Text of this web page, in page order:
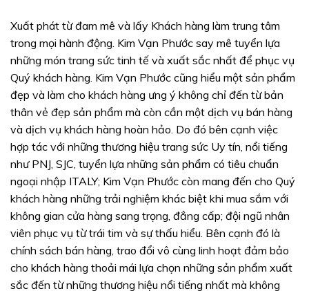
Xuất phát từ đam mê và lấy Khách hàng làm trung tâm
trong mọi hành động. Kim Vạn Phước say mê tuyển lựa
những món trang sức tinh tế và xuất sắc nhất để phục vụ
Quý khách hàng. Kim Vạn Phước cũng hiểu một sản phẩm
đẹp và làm cho khách hàng ưng ý không chỉ đến từ bản
thân vẻ đẹp sản phẩm mà còn cần một dịch vụ bán hàng
và dịch vụ khách hàng hoàn hảo. Do đó bên cạnh việc
hợp tác với những thương hiệu trang sức Uy tín, nổi tiếng
như PNJ, SJC, tuyển lựa những sản phẩm có tiêu chuẩn
ngoại nhập ITALY; Kim Vạn Phước còn mang đến cho Quý
khách hàng những trải nghiệm khác biệt khi mua sắm với
không gian cửa hàng sang trọng, đẳng cấp; đội ngũ nhân
viên phục vụ từ trái tim và sự thấu hiểu. Bên cạnh đó là
chính sách bán hàng, trao đổi vô cùng linh hoạt đảm bảo
cho khách hàng thoải mái lựa chọn những sản phẩm xuất
sắc đến từ những thương hiệu nổi tiếng nhất mà không